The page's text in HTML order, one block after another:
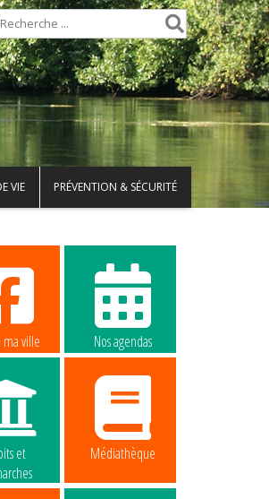
VIE PRÉVENTION & SÉCURITÉ
ma ville Nos agendas
et
Médiathèque